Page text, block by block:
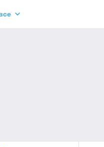
як механічним, так і